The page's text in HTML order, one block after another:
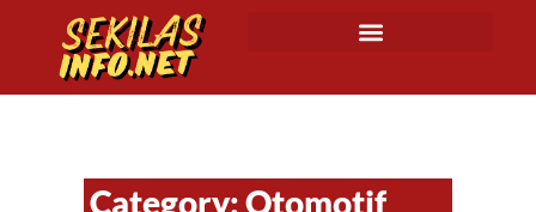
Category: Otomotif